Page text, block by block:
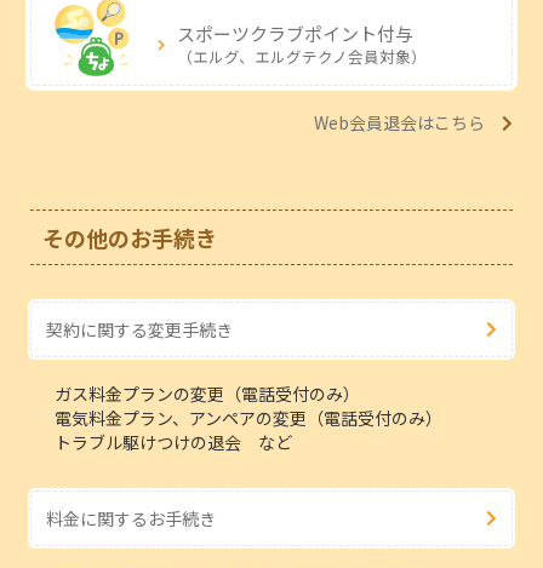
スポーツクラブポイント付与
（エルグ、エルグテクノ会員対象）
Web会員退会はこちら
その他のお手続き
契約に関する変更手続き
ガス料金プランの変更（電話受付のみ）
電気料金プラン、アンペアの変更（電話受付のみ）
トラブル駆けつけの退会 など
料金に関するお手続き